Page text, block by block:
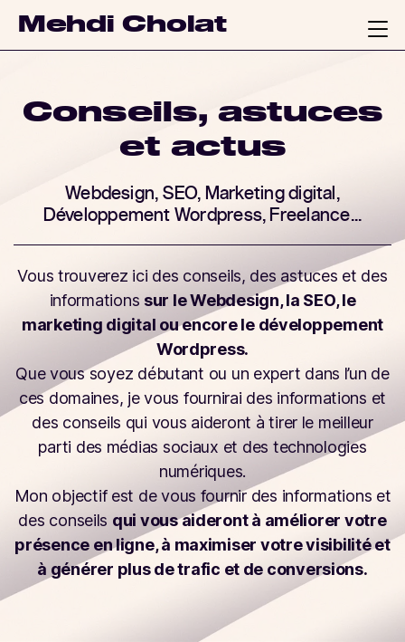
Mehdi Cholat
Conseils, astuces
et actus
Webdesign, SEO, Marketing digital,
Développement Wordpress, Freelance...
Vous trouverez ici des conseils, des astuces et des
informations sur le Webdesign, la SEO, le
marketing digital ou encore le développement
Wordpress.
Que vous soyez débutant ou un expert dans l’un de
ces domaines, je vous fournirai des informations et
des conseils qui vous aideront à tirer le meilleur
parti des médias sociaux et des technologies
numériques.
Mon objectif est de vous fournir des informations et
des conseils qui vous aideront à améliorer votre
présence en ligne, à maximiser votre visibilité et
à générer plus de trafic et de conversions.